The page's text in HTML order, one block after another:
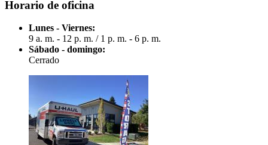
Horario de oficina
Lunes - Viernes:
9 a. m. - 12 p. m. / 1 p. m. - 6 p. m.
Sábado - domingo:
Cerrado